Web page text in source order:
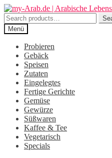
Zur
Navigation
springen
Zum
Inhalt
springen
Search
for:Menü
Probieren
Gebäck
Speisen
Zutaten
Eingelegtes
Fertige Gerichte
Gemüse
Gewürze
Süßwaren
Kaffee & Tee
Vegetarisch
Specials